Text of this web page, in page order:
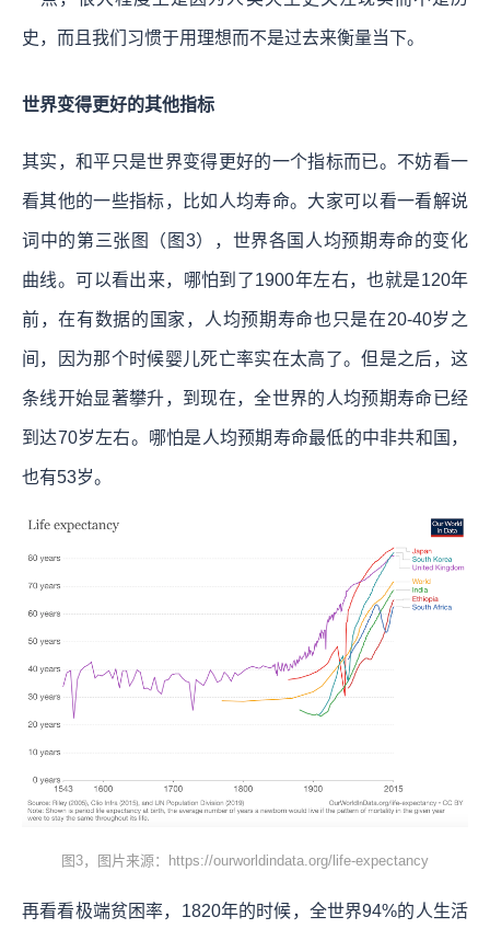
史，而且我们习惯于用理想而不是过去来衡量当下。
世界变得更好的其他指标
其实，和平只是世界变得更好的一个指标而已。不妨看一
看其他的一些指标，比如人均寿命。大家可以看一看解说
词中的第三张图（图3），世界各国人均预期寿命的变化
曲线。可以看出来，哪怕到了1900年左右，也就是120年
前，在有数据的国家，人均预期寿命也只是在20-40岁之
间，因为那个时候婴儿死亡率实在太高了。但是之后，这
条线开始显著攀升，到现在，全世界的人均预期寿命已经
到达70岁左右。哪怕是人均预期寿命最低的中非共和国，
也有53岁。
图3，图片来源：https://ourworldindata.org/life-expectancy
再看看极端贫困率，1820年的时候，全世界94%的人生活